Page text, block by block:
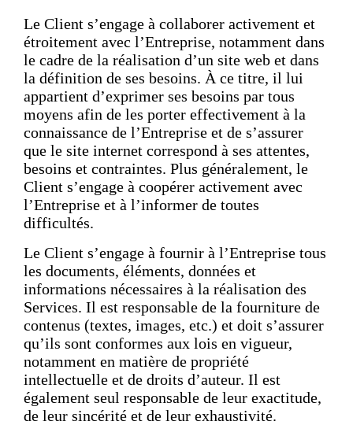
Le Client s’engage à collaborer activement et
étroitement avec l’Entreprise, notamment dans
le cadre de la réalisation d’un site web et dans
la définition de ses besoins. À ce titre, il lui
appartient d’exprimer ses besoins par tous
moyens afin de les porter effectivement à la
connaissance de l’Entreprise et de s’assurer
que le site internet correspond à ses attentes,
besoins et contraintes. Plus généralement, le
Client s’engage à coopérer activement avec
l’Entreprise et à l’informer de toutes
difficultés.
Le Client s’engage à fournir à l’Entreprise tous
les documents, éléments, données et
informations nécessaires à la réalisation des
Services. Il est responsable de la fourniture de
contenus (textes, images, etc.) et doit s’assurer
qu’ils sont conformes aux lois en vigueur,
notamment en matière de propriété
intellectuelle et de droits d’auteur. Il est
également seul responsable de leur exactitude,
de leur sincérité et de leur exhaustivité.